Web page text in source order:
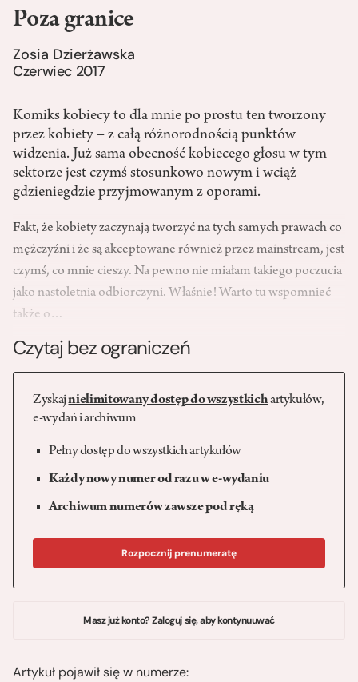
Poza granice
Zosia Dzierżawska
Czerwiec 2017
Komiks kobiecy to dla mnie po prostu ten tworzony
przez kobiety – z całą różnorodnością punktów
widzenia. Już sama obecność kobiecego głosu w tym
sektorze jest czymś stosunkowo nowym i wciąż
gdzieniegdzie przyjmowanym z oporami.
Fakt, że kobiety zaczynają two­rzyć na tych samych prawach co
męż­czyźni i że są akceptowane również przez mainstream, jest
czymś, co mnie cieszy. Na pewno nie miałam takiego poczucia
jako nastoletnia odbior­czyni. Właśnie! Warto tu wspomnieć
także o…
Czytaj bez ograniczeń
Zyskajnielimitowany dostęp do wszystkichartykułów,
e-wydań i archiwum
Pełny dostęp do wszystkich artykułów
Każdy nowy numer od razu w e-wydaniu
Archiwum numerów zawsze pod ręką
Rozpocznij prenumeratę
Masz już konto? Zaloguj się, aby kontynuuwać
Artykuł pojawił się w numerze: